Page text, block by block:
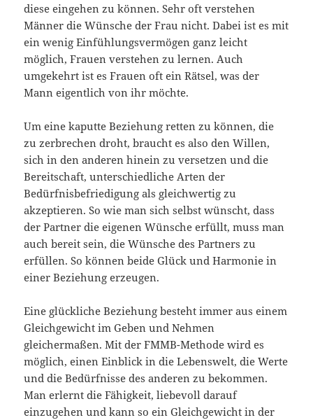
diese eingehen zu können. Sehr oft verstehen
Männer die Wünsche der Frau nicht. Dabei ist es mit
ein wenig Einfühlungsvermögen ganz leicht
möglich, Frauen verstehen zu lernen. Auch
umgekehrt ist es Frauen oft ein Rätsel, was der
Mann eigentlich von ihr möchte.
Um eine kaputte Beziehung retten zu können, die
zu zerbrechen droht, braucht es also den Willen,
sich in den anderen hinein zu versetzen und die
Bereitschaft, unterschiedliche Arten der
Bedürfnisbefriedigung als gleichwertig zu
akzeptieren. So wie man sich selbst wünscht, dass
der Partner die eigenen Wünsche erfüllt, muss man
auch bereit sein, die Wünsche des Partners zu
erfüllen. So können beide Glück und Harmonie in
einer Beziehung erzeugen.
Eine glückliche Beziehung besteht immer aus einem
Gleichgewicht im Geben und Nehmen
gleichermaßen. Mit der FMMB-Methode wird es
möglich, einen Einblick in die Lebenswelt, die Werte
und die Bedürfnisse des anderen zu bekommen.
Man erlernt die Fähigkeit, liebevoll darauf
einzugehen und kann so ein Gleichgewicht in der